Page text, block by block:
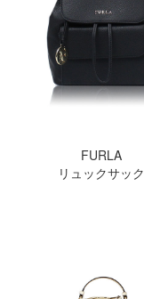
FURLA
リュックサック